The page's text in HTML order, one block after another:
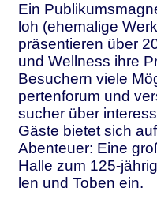
Ein
loh (ehemalige
präsentieren über
und Wellness ihre
Besuchern viele
pertenforum und
sucher über
Gäste bietet sich
Abenteuer: Eine
Halle zum 125-
len und Toben ein.